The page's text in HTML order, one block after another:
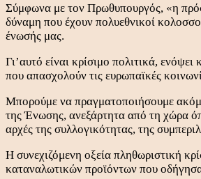
Σύμφωνα με τον Πρωθυπουργός, «η
δύναμη που έχουν πολυεθνικοί
ένωσής μας.
Γι’αυτό είναι κρίσιμο πολιτικά,
που απασχολούν τις ευρωπαϊκές
Μπορούμε να πραγματοποιήσουμε
της Ένωσης, ανεξάρτητα από τη χώρα
αρχές της συλλογικότητας, της
Η συνεχιζόμενη οξεία πληθωριστική
καταναλωτικών προϊόντων που